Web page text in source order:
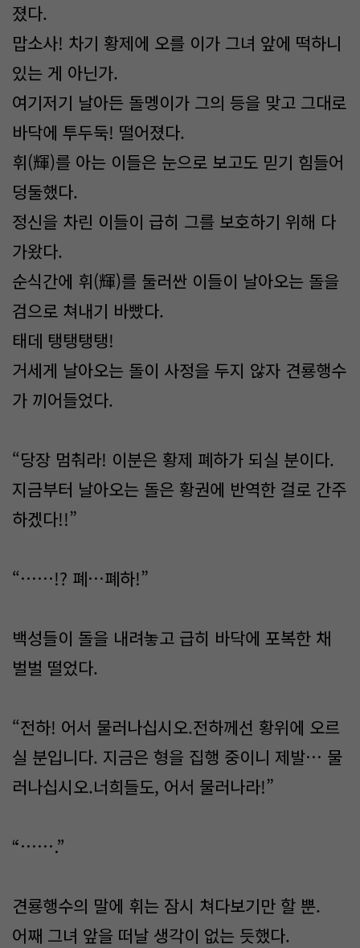
졌다.
맙소사! 차기 황제에 오를 이가 그녀 앞에 떡하니
있는 게 아닌가.
여기저기 날아든 돌멩이가 그의 등을 맞고 그대로
바닥에 투두둑! 떨어졌다.
휘(輝)를 아는 이들은 눈으로 보고도 믿기 힘들어
덩둘했다.
정신을 차린 이들이 급히 그를 보호하기 위해 다
가왔다.
순식간에 휘(輝)를 둘러싼 이들이 날아오는 돌을
검으로 쳐내기 바빴다.
태데 탱탱탱탱!
거세게 날아오는 돌이 사정을 두지 않자 견룡행수
가 끼어들었다.
“당장 멈춰라! 이분은 황제 폐하가 되실 분이다.
지금부터 날아오는 돌은 황권에 반역한 걸로 간주
하겠다!!”
“……!? 폐…폐하!”
백성들이 돌을 내려놓고 급히 바닥에 포복한 채
벌벌 떨었다.
“전하! 어서 물러나십시오.전하께선 황위에 오르
실 분입니다. 지금은 형을 집행 중이니 제발… 물
러나십시오.너희들도, 어서 물러나라!”
“…….”
견룡행수의 말에 휘는 잠시 쳐다보기만 할 뿐.
어째 그녀 앞을 떠날 생각이 없는 듯했다.